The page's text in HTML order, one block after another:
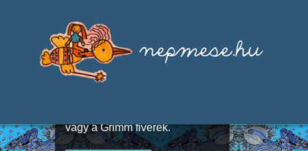
útján terjedő elbeszélésekből,
melyeket olyan ismert gyűjtők
állítottak össze, mint Benedek
vagy a Grimm fivérek.